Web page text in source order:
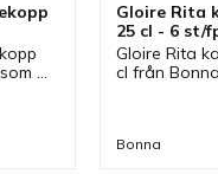
Gloire Rita
25 cl - 6 st/
Gloire Rita
cl från
kaffefat.
Bonna